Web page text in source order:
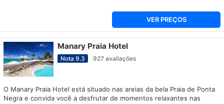
VER PREÇOS
Manary Praia Hotel
Nota 9.3 927 avaliações
O Manary Praia Hotel está situado nas areias da bela Praia de Ponta
Negra e convida você a desfrutar de momentos relaxantes nas